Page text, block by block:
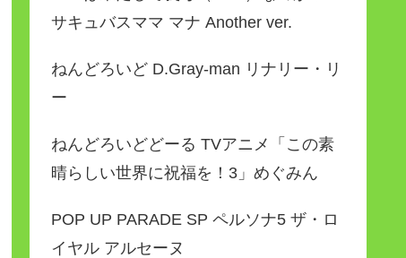
サキュバスママ マナ Another ver.
ねんどろいど D.Gray-man リナリー・リ
ー
ねんどろいどどーる TVアニメ「この素
晴らしい世界に祝福を！3」めぐみん
POP UP PARADE SP ペルソナ5 ザ・ロ
イヤル アルセーヌ